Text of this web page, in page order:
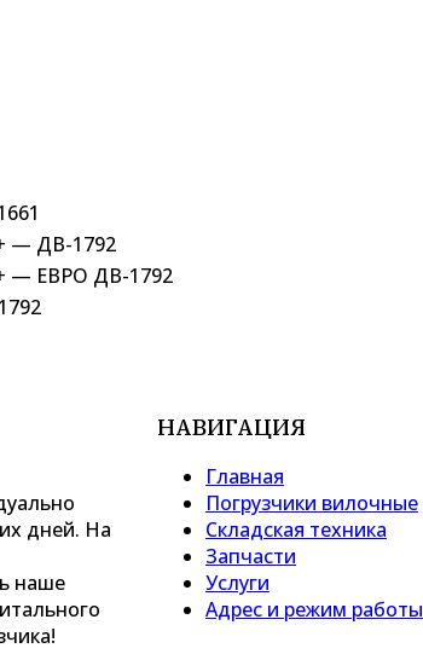
— ДВ-1792
— ЕВРО ДВ-1792
дней. На
наше
НАВИГАЦИЯ
Главная
Погрузчики вилочные
Складская техника
Запчасти
Услуги
Адрес и режим работы